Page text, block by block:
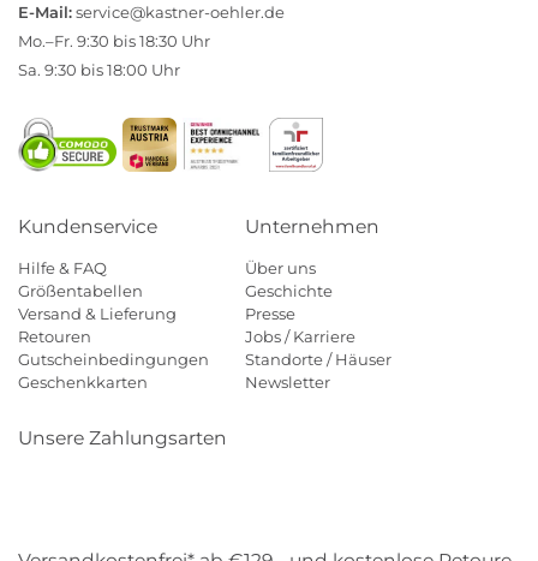
E-Mail:service@kastner-oehler.de
Mo.–Fr. 9:30 bis 18:30 Uhr
Sa. 9:30 bis 18:00 Uhr
Kundenservice
Hilfe & FAQ
Größentabellen
Versand & Lieferung
Retouren
Gutscheinbedingungen
Geschenkkarten
Unternehmen
Über uns
Geschichte
Presse
Jobs / Karriere
Standorte / Häuser
Newsletter
Unsere Zahlungsarten